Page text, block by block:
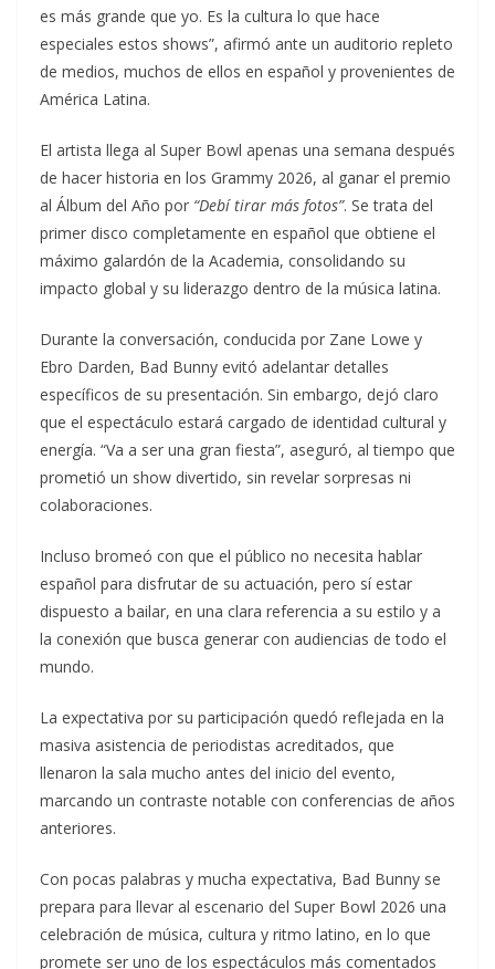
es más grande que yo. Es la cultura lo que hace
especiales estos shows”, afirmó ante un auditorio repleto
de medios, muchos de ellos en español y provenientes de
América Latina.
El artista llega al Super Bowl apenas una semana después
de hacer historia en los Grammy 2026, al ganar el premio
al Álbum del Año por “Debí tirar más fotos”. Se trata del
primer disco completamente en español que obtiene el
máximo galardón de la Academia, consolidando su
impacto global y su liderazgo dentro de la música latina.
Durante la conversación, conducida por Zane Lowe y
Ebro Darden, Bad Bunny evitó adelantar detalles
específicos de su presentación. Sin embargo, dejó claro
que el espectáculo estará cargado de identidad cultural y
energía. “Va a ser una gran fiesta”, aseguró, al tiempo que
prometió un show divertido, sin revelar sorpresas ni
colaboraciones.
Incluso bromeó con que el público no necesita hablar
español para disfrutar de su actuación, pero sí estar
dispuesto a bailar, en una clara referencia a su estilo y a
la conexión que busca generar con audiencias de todo el
mundo.
La expectativa por su participación quedó reflejada en la
masiva asistencia de periodistas acreditados, que
llenaron la sala mucho antes del inicio del evento,
marcando un contraste notable con conferencias de años
anteriores.
Con pocas palabras y mucha expectativa, Bad Bunny se
prepara para llevar al escenario del Super Bowl 2026 una
celebración de música, cultura y ritmo latino, en lo que
promete ser uno de los espectáculos más comentados